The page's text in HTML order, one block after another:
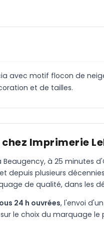
avec motif flocon de
et de tailles.
Imprimerie
à 25 minutes
depuis plusieurs
de qualité, dans les
24 h ouvrées, l'envoi
le choix du marquage